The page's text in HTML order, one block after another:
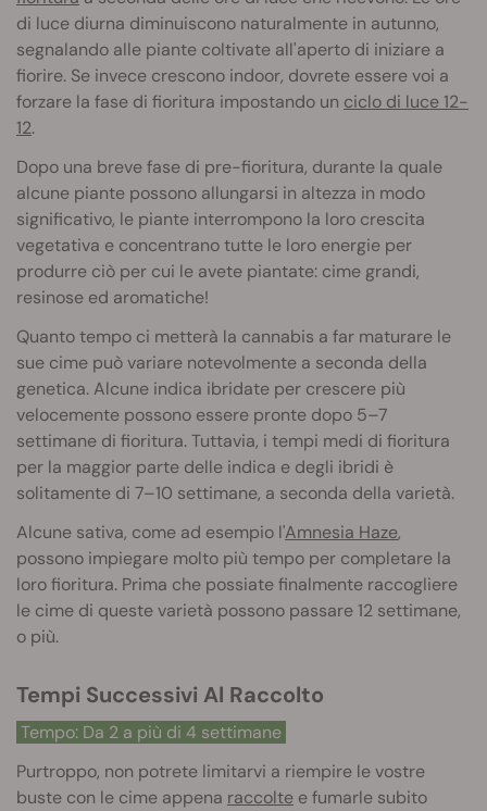
di luce diurna diminuiscono naturalmente in autunno,
segnalando alle piante coltivate all'aperto di iniziare a
fiorire. Se invece crescono indoor, dovrete essere voi a
forzare la fase di fioritura impostando un ciclo di luce 12-
12.
Dopo una breve fase di pre-fioritura, durante la quale
alcune piante possono allungarsi in altezza in modo
significativo, le piante interrompono la loro crescita
vegetativa e concentrano tutte le loro energie per
produrre ciò per cui le avete piantate: cime grandi,
resinose ed aromatiche!
Quanto tempo ci metterà la cannabis a far maturare le
sue cime può variare notevolmente a seconda della
genetica. Alcune indica ibridate per crescere più
velocemente possono essere pronte dopo 5–7
settimane di fioritura. Tuttavia, i tempi medi di fioritura
per la maggior parte delle indica e degli ibridi è
solitamente di 7–10 settimane, a seconda della varietà.
Alcune sativa, come ad esempio l'Amnesia Haze,
possono impiegare molto più tempo per completare la
loro fioritura. Prima che possiate finalmente raccogliere
le cime di queste varietà possono passare 12 settimane,
o più.
Tempi Successivi Al Raccolto
Tempo: Da 2 a più di 4 settimane
Purtroppo, non potrete limitarvi a riempire le vostre
buste con le cime appena raccolte e fumarle subito